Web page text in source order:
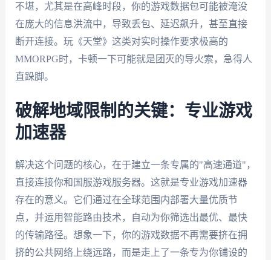
不堪，尤其是在高峰时段，你的游戏数据包可能被淹没
在庞大的信息洪流中，导致丢包、延迟飙升，甚至直接
断开连接。玩《天堂》这类对实时操作要求极高的
MMORPG时，卡顿一下可能就是团灭的导火索，急得人
直跺脚。
破解地域限制的关键：专业游戏
加速器
解决这个问题的核心，在于建立一条专属的"高速通道"，
直接连接你和国服游戏服务器。这就是专业游戏加速器
存在的意义。它们通过在全球范围内部署大量优质节
点，并运用智能路由技术，自动为你筛选出最优、最快
的传输路径。想象一下，你的游戏数据不再需要挤在拥
挤的公共网络上绕远路，而是走上了一条专为你铺设的